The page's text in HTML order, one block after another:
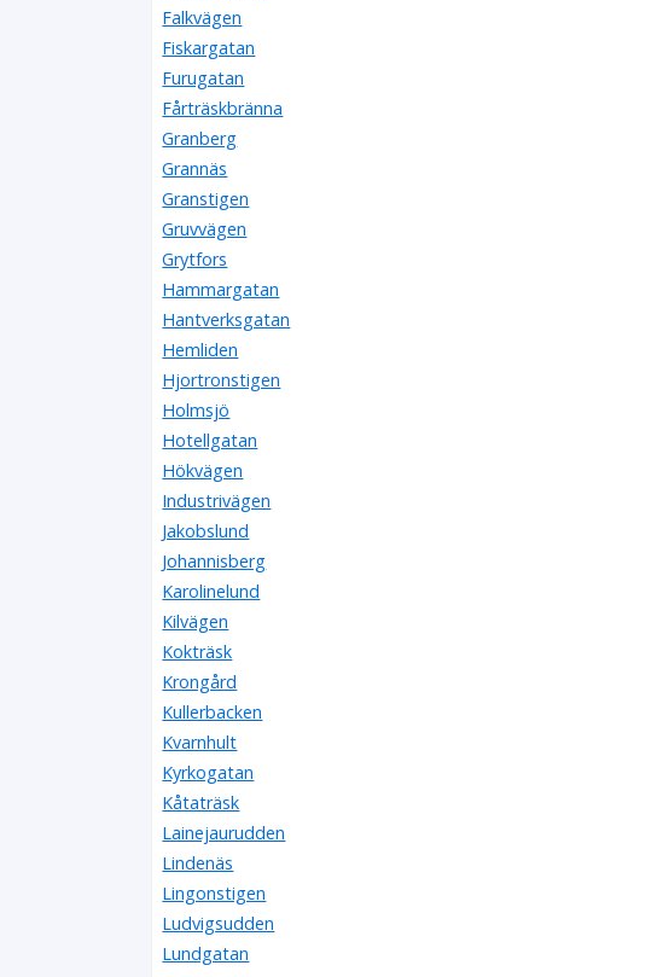
Falkvägen
Fiskargatan
Furugatan
Fårträskbränna
Granberg
Grannäs
Granstigen
Gruvvägen
Grytfors
Hammargatan
Hantverksgatan
Hemliden
Hjortronstigen
Holmsjö
Hotellgatan
Hökvägen
Industrivägen
Jakobslund
Johannisberg
Karolinelund
Kilvägen
Kokträsk
Krongård
Kullerbacken
Kvarnhult
Kyrkogatan
Kåtaträsk
Lainejaurudden
Lindenäs
Lingonstigen
Ludvigsudden
Lundgatan